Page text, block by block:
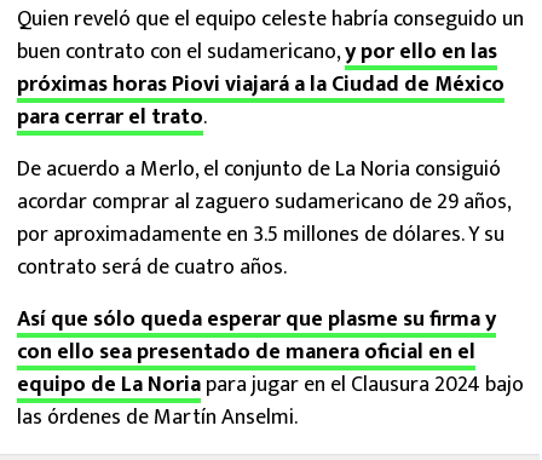
Quien reveló que el equipo celeste habría conseguido un
buen contrato con el sudamericano,y por ello en las
próximas horas Piovi viajará a la Ciudad de México
para cerrar el trato.
De acuerdo a Merlo, el conjunto de La Noria consiguió
acordar comprar al zaguero sudamericano de 29 años,
por aproximadamente en 3.5 millones de dólares. Y su
contrato será de cuatro años.
Así que sólo queda esperar que plasme su firma y
con ello sea presentado de manera oficial en el
equipo de La Noriapara jugar en el Clausura 2024 bajo
las órdenes de Martín Anselmi.